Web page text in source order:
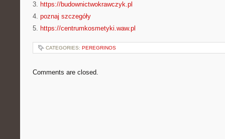
3. https://budownictwokrawczyk.pl
4. poznaj szczegóły
5. https://centrumkosmetyki.waw.pl
CATEGORIES: PEREGRINOS
Comments are closed.